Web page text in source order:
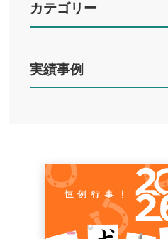
カテゴリー
実績事例